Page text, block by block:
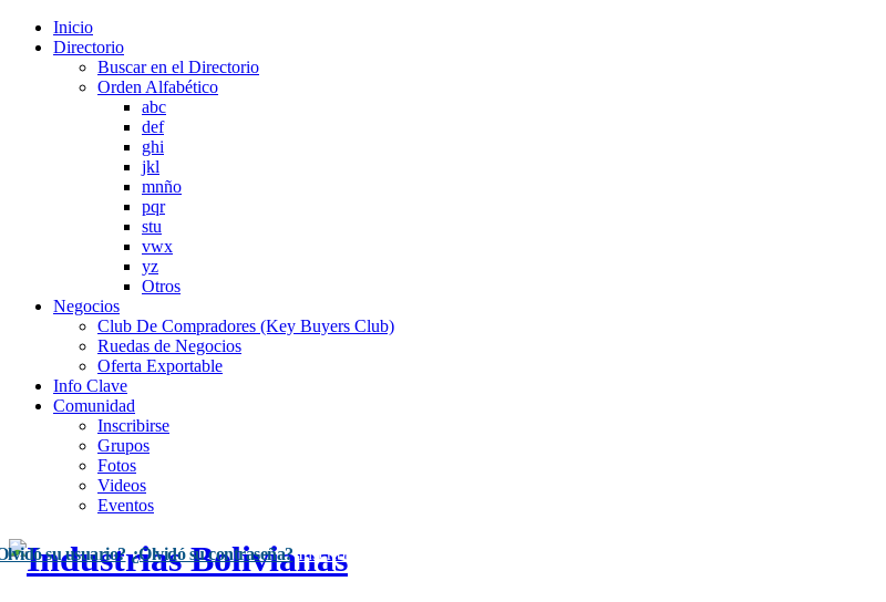
Inicio
Directorio
Buscar en el Directorio
Orden Alfabético
abc
def
ghi
jkl
mnño
pqr
stu
vwx
yz
Otros
Negocios
Club De Compradores (Key Buyers Club)
Ruedas de Negocios
Oferta Exportable
Info Clave
Comunidad
Inscribirse
Grupos
Fotos
Videos
Eventos
su usuario? ¿Olvidó su contraseña? Inscríbase Aquí